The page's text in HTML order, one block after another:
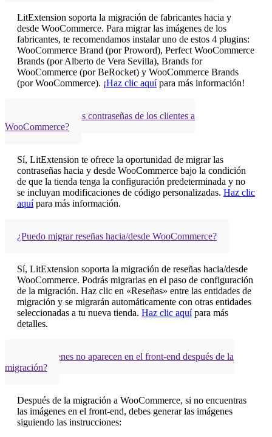
LitExtension soporta la migración de fabricantes hacia y
desde WooCommerce. Para migrar las imágenes de los
fabricantes, te recomendamos instalar uno de estos 4 plugins:
WooCommerce Brand (por Proword), Perfect WooCommerce
Brands (por Alberto de Vera Sevilla), Brands for
WooCommerce (por BeRocket) y WooCommerce Brands
(por WooCommerce). ¡Haz clic aquípara más información!
¿Puedo migrar las contraseñas de los clientes a
WooCommerce?
Sí, LitExtension te ofrece la oportunidad de migrar las
contraseñas hacia y desde WooCommerce bajo la condición
de que la tienda tenga la configuración predeterminada y no
se incluyan modificaciones de código personalizadas. Haz clic
aquípara más información.
¿Puedo migrar reseñas hacia/desde WooCommerce?
Sí, LitExtension soporta la migración de reseñas hacia/desde
WooCommerce. Podrás migrarlas en el paso de configuración
de la migración. Haz clic en «Reseñas» entre las entidades de
migración y se migrarán automáticamente con otras entidades
seleccionadas a tu nueva tienda. Haz clic aquípara más
detalles.
¿Las imágenes no aparecen en el front-end después de la
migración?
Después de la migración a WooCommerce, si no encuentras
las imágenes en el front-end, debes generar las imágenes
siguiendo las instrucciones: